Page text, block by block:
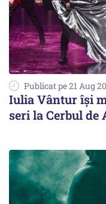
Publicat pe 21 Aug
Iulia Vântur își
seri la Cerbul de